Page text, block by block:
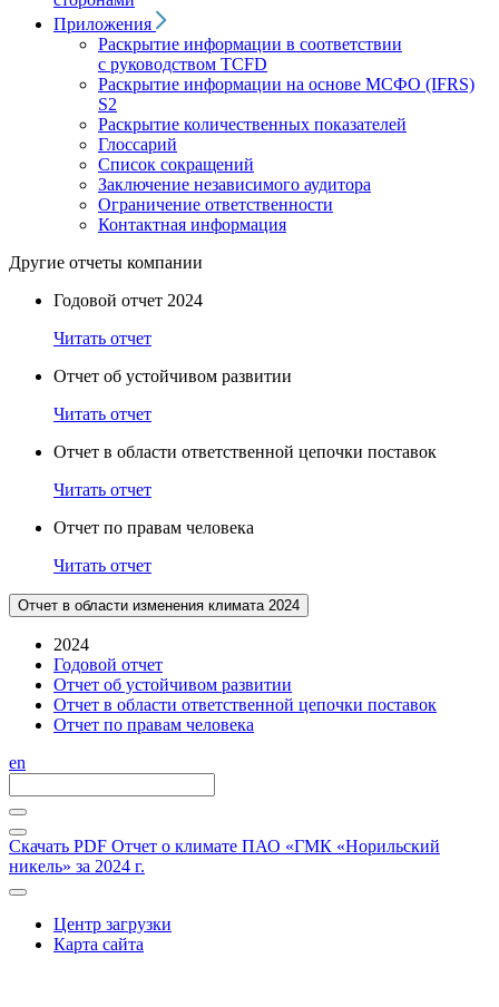
Приложения
Раскрытие информации в соответствии
с руководством TCFD
Раскрытие информации на основе МСФО (IFRS)
S2
Раскрытие количественных показателей
Глоссарий
Список сокращений
Заключение независимого аудитора
Ограничение ответственности
Контактная информация
Другие отчеты компании
Годовой отчет 2024
Читать отчет
Отчет об устойчивом развитии
Читать отчет
Отчет в области ответственной цепочки поставок
Читать отчет
Отчет по правам человека
Читать отчет
Отчет в области изменения климата 2024
2024
Годовой отчет
Отчет об устойчивом развитии
Отчет в области ответственной цепочки поставок
Отчет по правам человека
en
Скачать PDF Отчет о климате ПАО «ГМК «Норильский
никель» за 2024 г.
Центр загрузки
Карта сайта